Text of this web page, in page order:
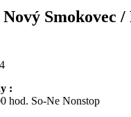
Smokovec /
:
hod. So-Ne Nonstop